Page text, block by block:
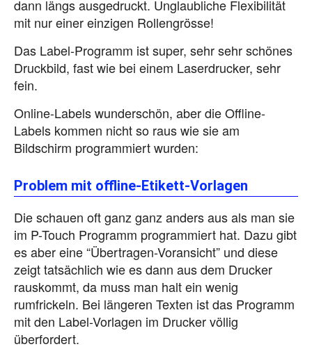
dann längs ausgedruckt. Unglaubliche Flexibilität
mit nur einer einzigen Rollengrösse!
Das Label-Programm ist super, sehr sehr schönes
Druckbild, fast wie bei einem Laserdrucker, sehr
fein.
Online-Labels wunderschön, aber die Offline-
Labels kommen nicht so raus wie sie am
Bildschirm programmiert wurden:
Problem mit offline-Etikett-Vorlagen
Die schauen oft ganz ganz anders aus als man sie
im P-Touch Programm programmiert hat. Dazu gibt
es aber eine “Übertragen-Voransicht” und diese
zeigt tatsächlich wie es dann aus dem Drucker
rauskommt, da muss man halt ein wenig
rumfrickeln. Bei längeren Texten ist das Programm
mit den Label-Vorlagen im Drucker völlig
überfordert.